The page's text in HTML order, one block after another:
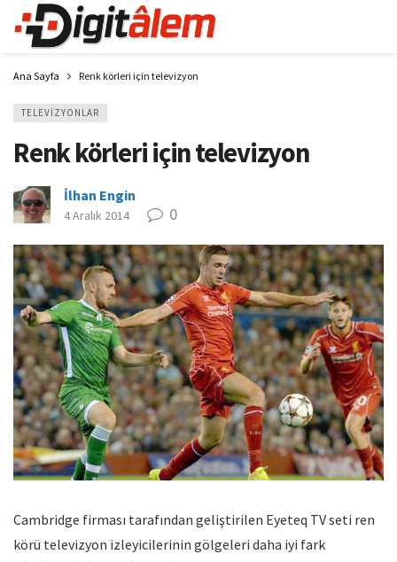
Ana Sayfa Renk körleri için televizyon
TELEVIZYONLAR
Renk körleri için televizyon
İlhan Engin
4 Aralık 2014 0
Cambridge firması tarafından geliştirilen Eyeteq TV seti ren
körü televizyon izleyicilerinin gölgeleri daha iyi fark